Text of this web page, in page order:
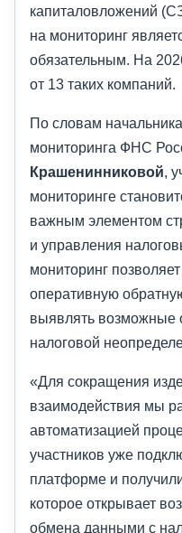
капиталовложений
на мониторинг
обязательным. На
от 13 таких компаний.
По словам
мониторинга ФНС
Крашенинниковой,
мониторинге
важным элементом
и управления
мониторинг
оперативную
выявлять возможные
налоговой
«Для сокращения
взаимодействия мы
автоматизацией
участников уже
платформе и
которое открывает
обмена данными с